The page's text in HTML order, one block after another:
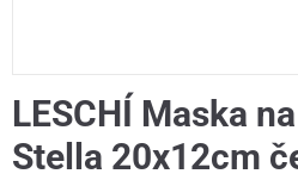
LESCHÍ Maska
Stella 20x12cm